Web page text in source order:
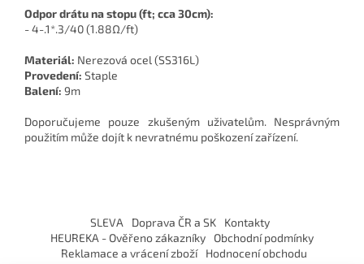
Odpor drátu na stopu (ft; cca 30cm):
- 4-.1*.3/40 (1.88Ω/ft)
Materiál: Nerezová ocel (SS316L)
Provedení: Staple
Balení: 9m
Doporučujeme pouze zkušeným uživatelům. Nesprávným
použitím může dojít k nevratnému poškození zařízení.
SLEVA Doprava ČR a SK
Kontakty
HEUREKA - Ověřeno zákazníky
Obchodní podmínky
Reklamace a vrácení zboží
Hodnocení obchodu